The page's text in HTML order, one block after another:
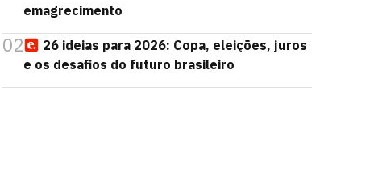
emagrecimento
02
26 ideias para 2026: Copa, eleições, juros
e os desafios do futuro brasileiro